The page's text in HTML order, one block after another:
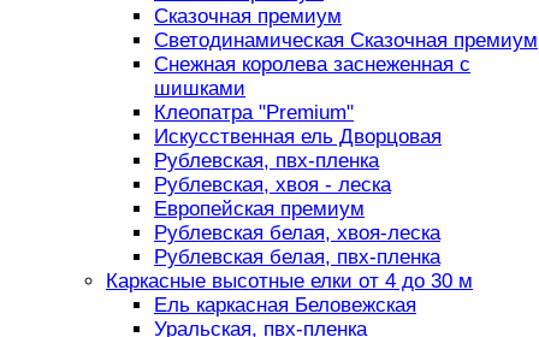
Сказочная премиум
Светодинамическая Сказочная премиум
Снежная королева заснеженная с
шишками
Клеопатра "Premium"
Искусственная ель Дворцовая
Рублевская, пвх-пленка
Рублевская, хвоя - леска
Европейская премиум
Рублевская белая, хвоя-леска
Рублевская белая, пвх-пленка
Каркасные высотные елки от 4 до 30 м
Ель каркасная Беловежская
Уральская, пвх-пленка